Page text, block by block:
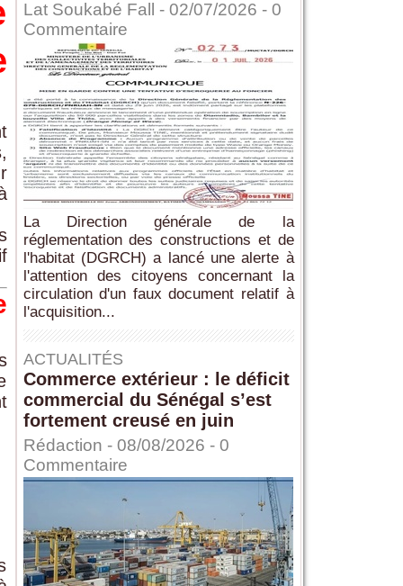
Lat Soukabé Fall - 02/07/2026 - 0
Commentaire
La Direction générale de la
réglementation des constructions et de
l'habitat (DGRCH) a lancé une alerte à
l'attention des citoyens concernant la
circulation d'un faux document relatif à
l'acquisition...
ACTUALITÉS
Commerce extérieur : le déficit
commercial du Sénégal s’est
fortement creusé en juin
Rédaction - 08/08/2026 - 0
Commentaire